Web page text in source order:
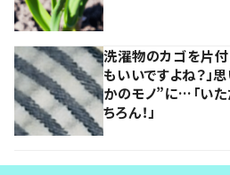
洗濯物のカゴを片付
もいいですよね？」
かのモノ”に…「いた
ちろん！」